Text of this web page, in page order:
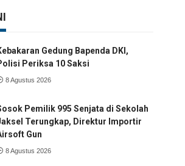
Gedung Bapenda DKI,
Periksa 10 Saksi
8 Agustus 2026
Pemilik 995 Senjata di Sekolah
Terungkap, Direktur Importir
Gun
8 Agustus 2026